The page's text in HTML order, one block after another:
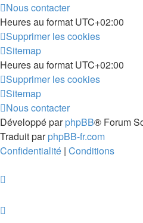
Nous contacter
Heures au format UTC+02:00
Supprimer les cookies
Sitemap
Heures au format UTC+02:00
Supprimer les cookies
Sitemap
Nous contacter
Développé parphpBB® Forum
Traduit parphpBB-fr.com
Confidentialité | Conditions